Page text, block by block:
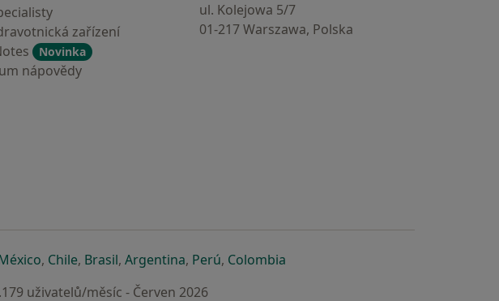
zařízení
Novinka
nápovědy
ul. Kolejowa 5/7
01-217 Warszawa, Polska
záložce
otevře v nové záložce
se otevře v nové záložce
, Chilese otevře v nové záložce
, Brasilse otevře v nové záložce
, Argentinase otevře v nové záložce
, Perúse otevře v nové záložce
, Colombiase otevře v nové záložce
uživatelů/měsíc - Červen 2026